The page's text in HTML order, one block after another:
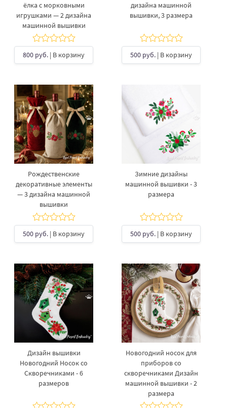
ёлка с морковными
игрушками — 2 дизайна
машинной вышивки
800 руб. | В корзину
дизайна машинной
вышивки, 3 размера
500 руб. | В корзину
Рождественские
декоративные элементы
— 3 дизайна машинной
вышивки
500 руб. | В корзину
Зимние дизайны
машинной вышивки - 3
размера
500 руб. | В корзину
Дизайн вышивки
Новогодний Носок со
Скворечниками - 6
размеров
Новогодний носок для
приборов со
скворечниками Дизайн
машинной вышивки - 2
размера